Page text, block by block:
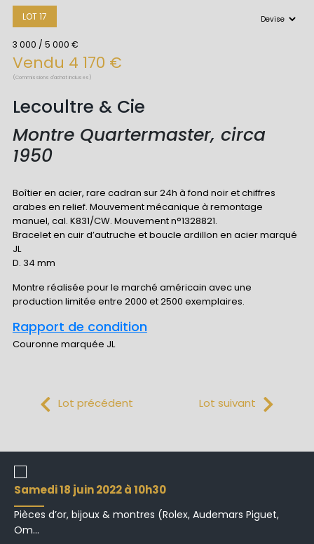
LOT 17
3 000 / 5 000 €
Vendu 4 170 €
(Commissions d'achat incluses)
Lecoultre & Cie
Montre Quartermaster, circa
1950
Boîtier en acier, rare cadran sur 24h à fond noir et chiffres
arabes en relief. Mouvement mécanique à remontage
manuel, cal. K831/CW. Mouvement n°1328821.
Bracelet en cuir d’autruche et boucle ardillon en acier marqué
JL
D. 34 mm
Montre réalisée pour le marché américain avec une
production limitée entre 2000 et 2500 exemplaires.
Rapport de condition
Couronne marquée JL
Lot précédent Lot suivant
samedi 18 juin 2022 à 10h30
Pièces d’or, bijoux & montres (Rolex, Audemars Piguet,
Om...